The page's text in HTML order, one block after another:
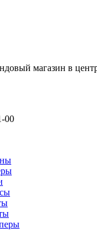
магазин в
00